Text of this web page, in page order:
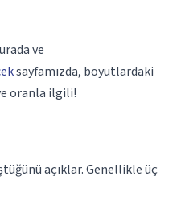
ve
sayfamızda, boyutlardaki
oranla ilgili!
açıklar. Genellikle üç